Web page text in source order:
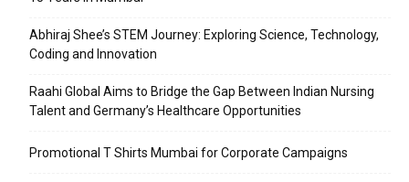
Abhiraj Shee’s STEM Journey: Exploring Science, Technology,
Coding and Innovation
Raahi Global Aims to Bridge the Gap Between Indian Nursing
Talent and Germany’s Healthcare Opportunities
Promotional T Shirts Mumbai for Corporate Campaigns